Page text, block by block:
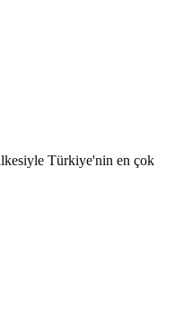
Türkiye'nin en çok